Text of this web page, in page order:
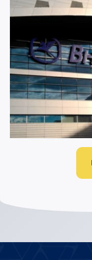
07 АВГУСТА 2026 2941
Ограничение
Международного